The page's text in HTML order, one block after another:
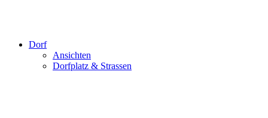
Dorf
Ansichten
Dorfplatz & Strassen